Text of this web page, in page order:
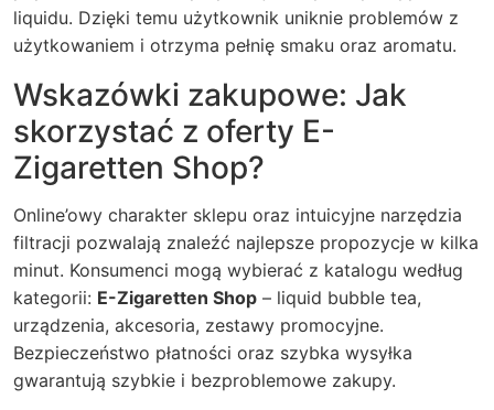
liquidu. Dzięki temu użytkownik uniknie problemów z
użytkowaniem i otrzyma pełnię smaku oraz aromatu.
Wskazówki zakupowe: Jak
skorzystać z oferty E-
Zigaretten Shop?
Online’owy charakter sklepu oraz intuicyjne narzędzia
filtracji pozwalają znaleźć najlepsze propozycje w kilka
minut. Konsumenci mogą wybierać z katalogu według
kategorii: E-Zigaretten Shop – liquid bubble tea,
urządzenia, akcesoria, zestawy promocyjne.
Bezpieczeństwo płatności oraz szybka wysyłka
gwarantują szybkie i bezproblemowe zakupy.